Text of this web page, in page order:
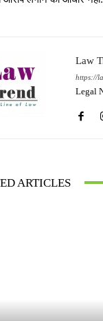
Law
https://
Legal
ARTICLES